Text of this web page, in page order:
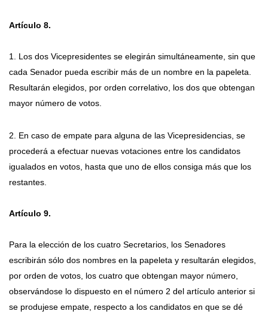
Artículo 8.
1. Los dos Vicepresidentes se elegirán simultáneamente, sin que
cada Senador pueda escribir más de un nombre en la papeleta.
Resultarán elegidos, por orden correlativo, los dos que obtengan
mayor número de votos.
2. En caso de empate para alguna de las Vicepresidencias, se
procederá a efectuar nuevas votaciones entre los candidatos
igualados en votos, hasta que uno de ellos consiga más que los
restantes.
Artículo 9.
Para la elección de los cuatro Secretarios, los Senadores
escribirán sólo dos nombres en la papeleta y resultarán elegidos,
por orden de votos, los cuatro que obtengan mayor número,
observándose lo dispuesto en el número 2 del artículo anterior si
se produjese empate, respecto a los candidatos en que se dé